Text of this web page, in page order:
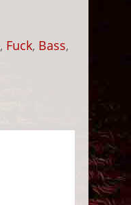
, Fuck, Bass,